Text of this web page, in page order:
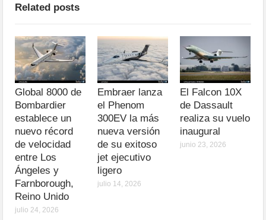
Related posts
Global 8000 de
Bombardier
establece un
nuevo récord
de velocidad
entre Los
Ángeles y
Farnborough,
Reino Unido
julio 24, 2026
Embraer lanza
el Phenom
300EV la más
nueva versión
de su exitoso
jet ejecutivo
ligero
julio 14, 2026
El Falcon 10X
de Dassault
realiza su vuelo
inaugural
junio 23, 2026